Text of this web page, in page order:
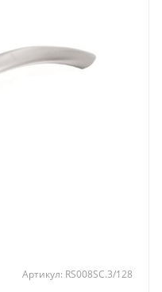
Артикул: RS008SC.3/128